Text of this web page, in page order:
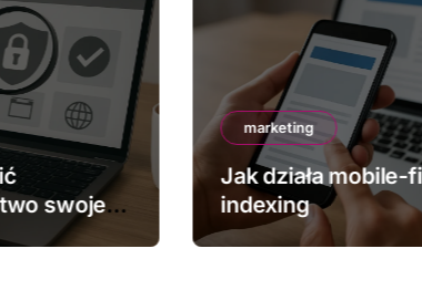
swojej
marketing
Jak działa mobile-
indexing